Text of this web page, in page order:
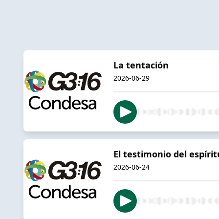
La tentación
2026-06-29
El testimonio del
2026-06-24